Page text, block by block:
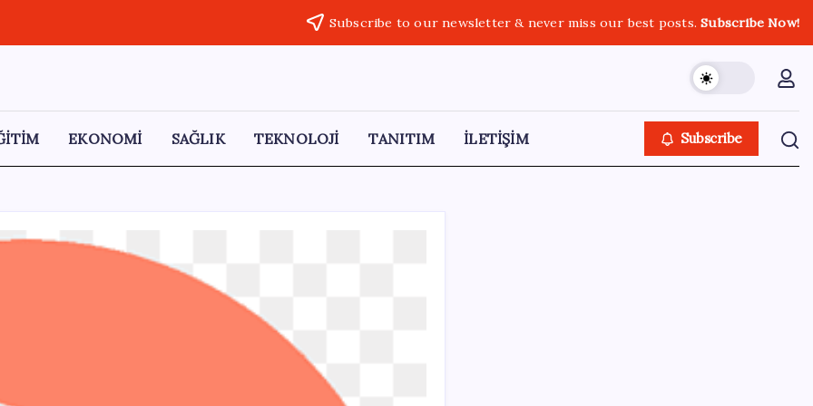
Subscribe to our newsletter & never miss our best posts.Subscribe Now!
EKONOMİ SAĞLIK TEKNOLOJİ TANITIM İLETİŞİM Subscribe